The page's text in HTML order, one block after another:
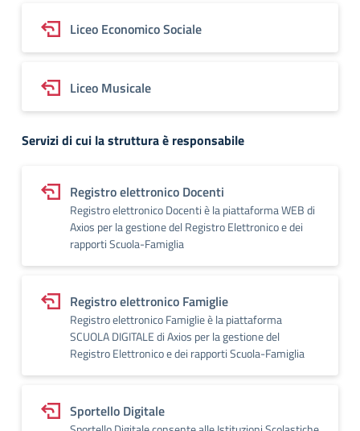
Liceo Economico Sociale
Liceo Musicale
Servizi di cui la struttura è responsabile
Registro elettronico Docenti
Registro elettronico Docenti è la piattaforma WEB di
Axios per la gestione del Registro Elettronico e dei
rapporti Scuola-Famiglia
Registro elettronico Famiglie
Registro elettronico Famiglie è la piattaforma
SCUOLA DIGITALE di Axios per la gestione del
Registro Elettronico e dei rapporti Scuola-Famiglia
Sportello Digitale